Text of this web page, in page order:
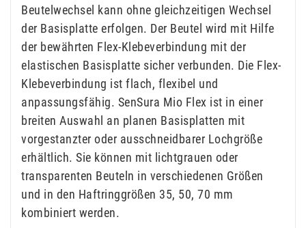
Beutelwechsel kann ohne gleichzeitigen Wechsel
der Basisplatte erfolgen. Der Beutel wird mit Hilfe
der bewährten Flex-Klebeverbindung mit der
elastischen Basisplatte sicher verbunden. Die Flex-
Klebeverbindung ist flach, flexibel und
anpassungsfähig. SenSura Mio Flex ist in einer
breiten Auswahl an planen Basisplatten mit
vorgestanzter oder ausschneidbarer Lochgröße
erhältlich. Sie können mit lichtgrauen oder
transparenten Beuteln in verschiedenen Größen
und in den Haftringgrößen 35, 50, 70 mm
kombiniert werden.